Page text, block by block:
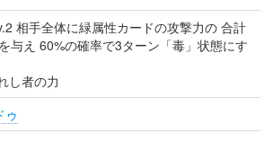
相手全体に緑属性カードの攻撃力の 合計
与え 60%の確率で3ターン「毒」状態にす
し者の力
ゥ